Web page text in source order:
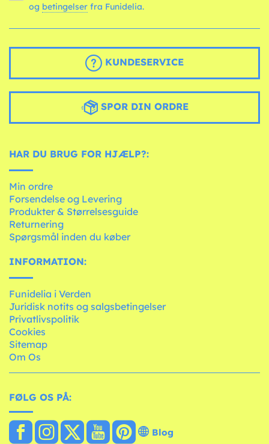
og betingelser fra Funidelia.
KUNDESERVICE
SPOR DIN ORDRE
HAR DU BRUG FOR HJÆLP?:
Min ordre
Forsendelse og Levering
Produkter & Størrelsesguide
Returnering
Spørgsmål inden du køber
INFORMATION:
Funidelia i Verden
Juridisk notits og salgsbetingelser
Privatlivspolitik
Cookies
Sitemap
Om Os
FØLG OS PÅ:
Blog